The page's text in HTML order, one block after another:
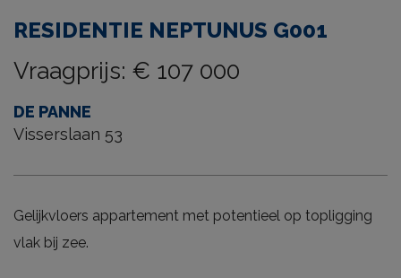
RESIDENTIE NEPTUNUS G001
Vraagprijs: € 107 000
DE PANNE
Visserslaan 53
Gelijkvloers appartement met potentieel op topligging
vlak bij zee.